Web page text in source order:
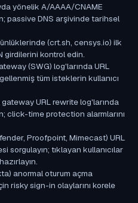
yönelik A/AAAA/CNAME
passive DNS arşivinde tarihsel
(crt.sh, censys.io) ilk
girdilerini kontrol edin.
(SWG) log'larında URL
tüm isteklerin kullanıcı
URL rewrite log'larında
click-time protection alarmlarını
Proofpoint, Mimecast) URL
sorgulayın; tıklayan kullanıcılar
anormal oturum açma
risky sign-in olaylarını korele